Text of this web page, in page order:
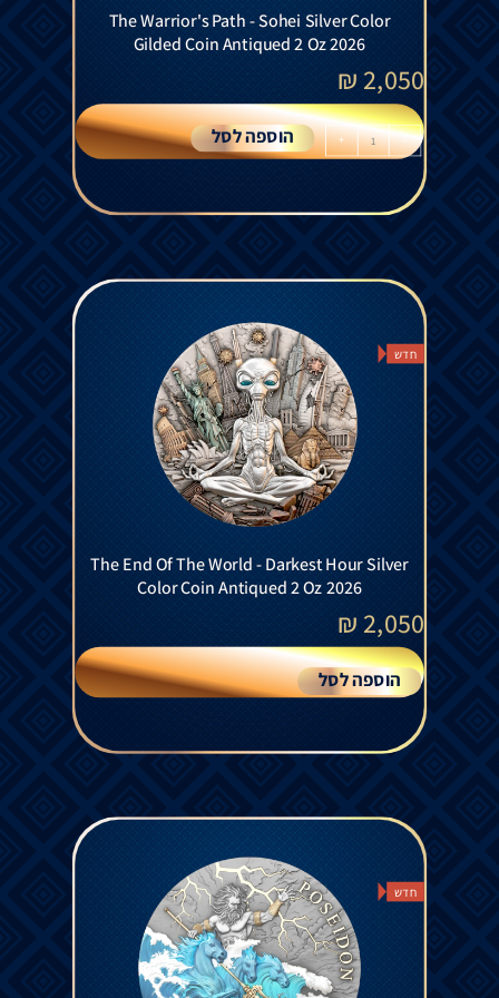
The Warrior's Path - Sohei Silver Color
Gilded Coin Antiqued 2 Oz 2026
2,050
₪
-
+ הוספה לסל
חדש
The End Of The World - Darkest Hour Silver
Color Coin Antiqued 2 Oz 2026
2,050
₪
הוספה לסל
חדש